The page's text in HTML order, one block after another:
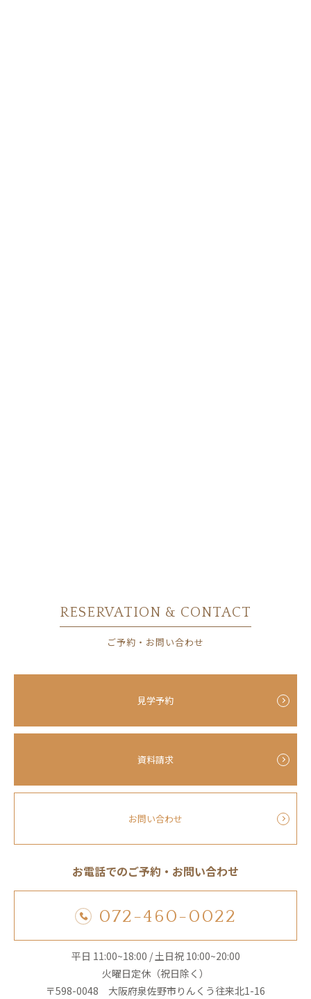
RESERVATION & CONTACT
ご予約・お問い合わせ
見学予約
資料請求
お問い合わせ
お電話でのご予約・お問い合わせ
072-460-0022
平日 11:00~18:00 / 土日祝 10:00~20:00
火曜日定休（祝日除く）
〒598-0048 大阪府泉佐野市りんくう往来北1-16